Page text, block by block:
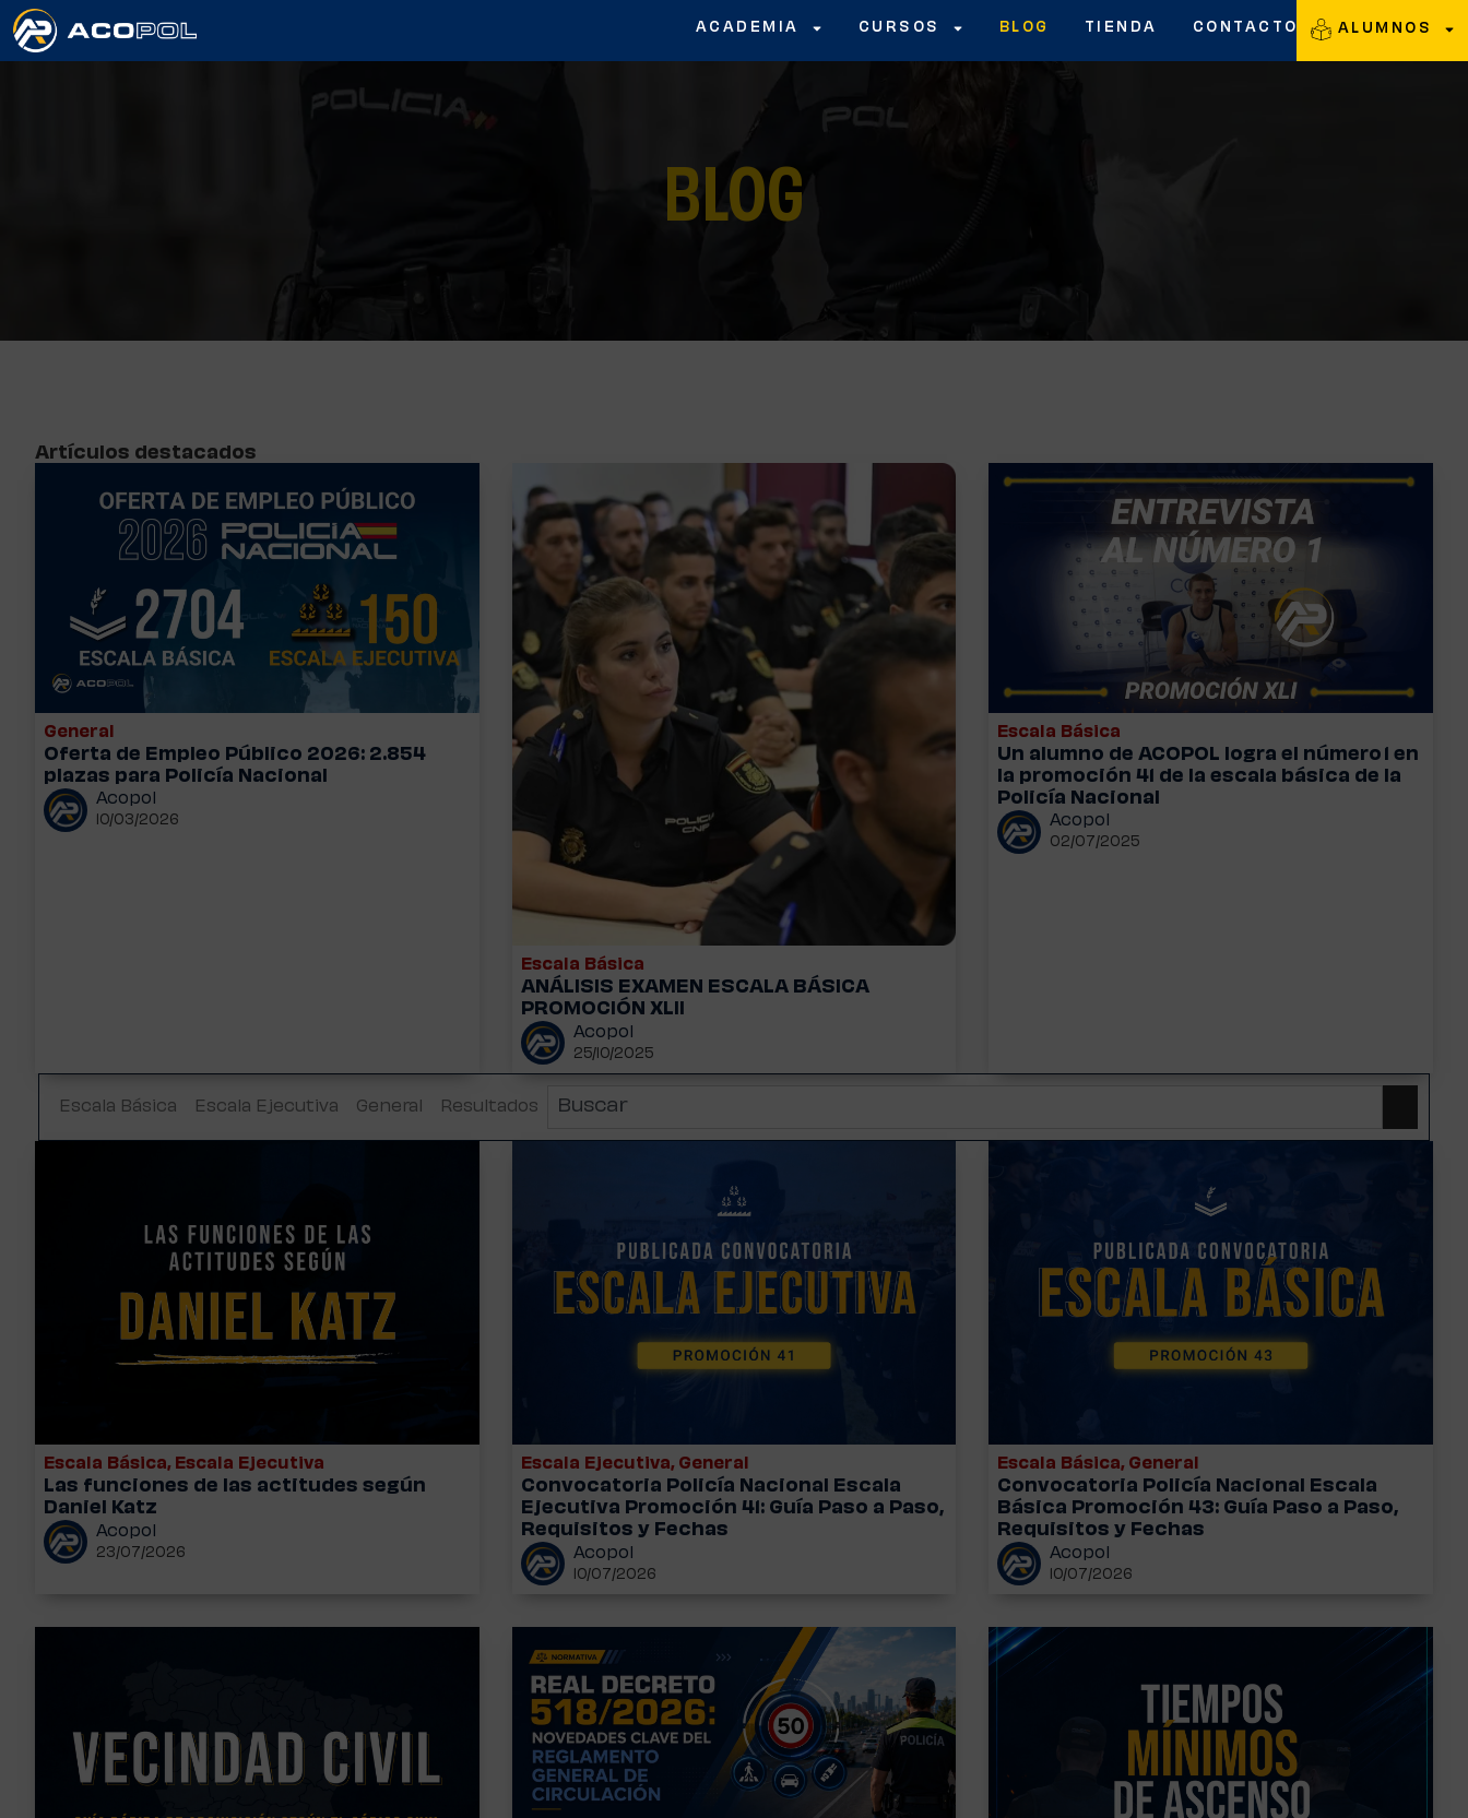
ACADEMIA CURSOS BLOG TIENDA CONTACTO ALUMNOS
BLOG
Artículos destacados
General
Oferta de Empleo Público 2026: 2.854
plazas para Policía Nacional
Acopol
10/03/2026
Escala Básica
ANÁLISIS EXAMEN ESCALA BÁSICA
PROMOCIÓN XLII
Acopol
25/10/2025
Escala Básica
Un alumno de ACOPOL logra el número 1 en
la promoción 41 de la escala básica de la
Policía Nacional
Acopol
02/07/2025
Escala Básica Escala Ejecutiva General Resultados
Escala Básica, Escala Ejecutiva
Las funciones de las actitudes según
Daniel Katz
Acopol
23/07/2026
Escala Ejecutiva, General
Convocatoria Policía Nacional Escala
Ejecutiva Promoción 41: Guía Paso a Paso,
Requisitos y Fechas
Acopol
10/07/2026
Escala Básica, General
Convocatoria Policía Nacional Escala
Básica Promoción 43: Guía Paso a Paso,
Requisitos y Fechas
Acopol
10/07/2026